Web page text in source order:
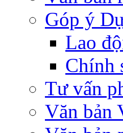
Góp ý
Lao
Chính
Tư vấn
Văn bản